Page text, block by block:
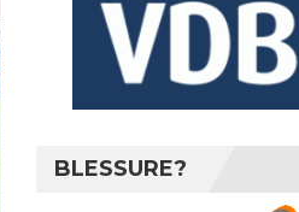
BLESSURE?